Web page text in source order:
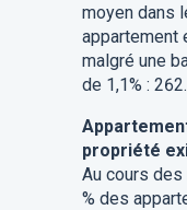
moyen dans
appartement
malgré une
de 1,1% :
propriété
Au cours
% des